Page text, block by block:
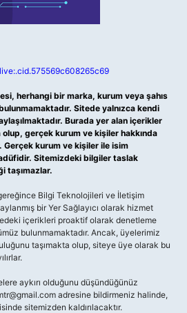
herhangi bir marka, kurum veya şahıs
Sitede yalnızca kendi
Burada yer alan içerikler
gerçek kurum ve kişiler hakkında
Gerçek kurum ve kişiler ile isim
Sitemizdeki bilgiler taslak
taşımazlar.
Bilgi Teknolojileri ve İletişim
bir Yer Sağlayıcı olarak hizmet
içerikleri proaktif olarak denetleme
bulunmamaktadır. Ancak, üyelerimiz
taşımakta olup, siteye üye olarak bu
aykırı olduğunu düşündüğünüz
adresine bildirmeniz halinde,
sitemizden kaldırılacaktır.